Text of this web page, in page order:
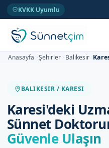
KVKK Uyumlu
Anasayfa Şehirler Balıkesir
BALIKESIR / KARESI
Karesi'deki
Sünnet
Güvenle Ulaşın